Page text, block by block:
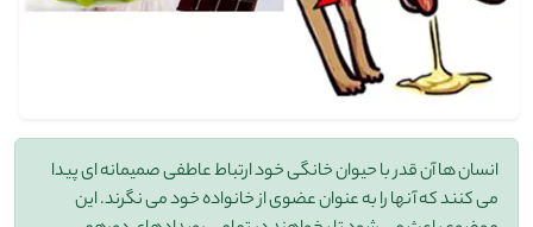
انسان ها آن قدر با حیوان خانگی خود ارتباط عاطفی صمیمانه ای پیدا
می کنند که آنها را به عنوان عضوی از خانواده خود می نگرند. این